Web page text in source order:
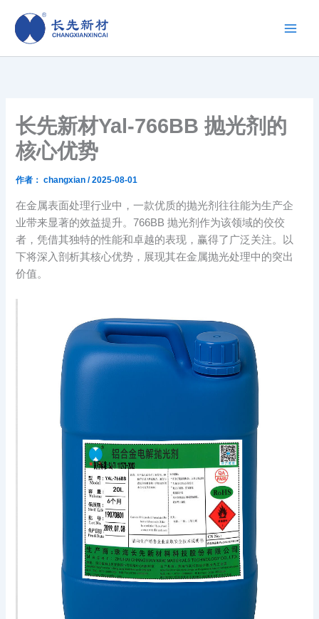
容
长先新材Yal-766BB 抛光剂的
核心优势
作者： changxian/2025-08-01
在金属表面处理行业中，一款优质的抛光剂往往能为生产企
业带来显著的效益提升。766BB 抛光剂作为该领域的佼佼
者，凭借其独特的性能和卓越的表现，赢得了广泛关注。以
下将深入剖析其核心优势，展现其在金属抛光处理中的突出
价值。​